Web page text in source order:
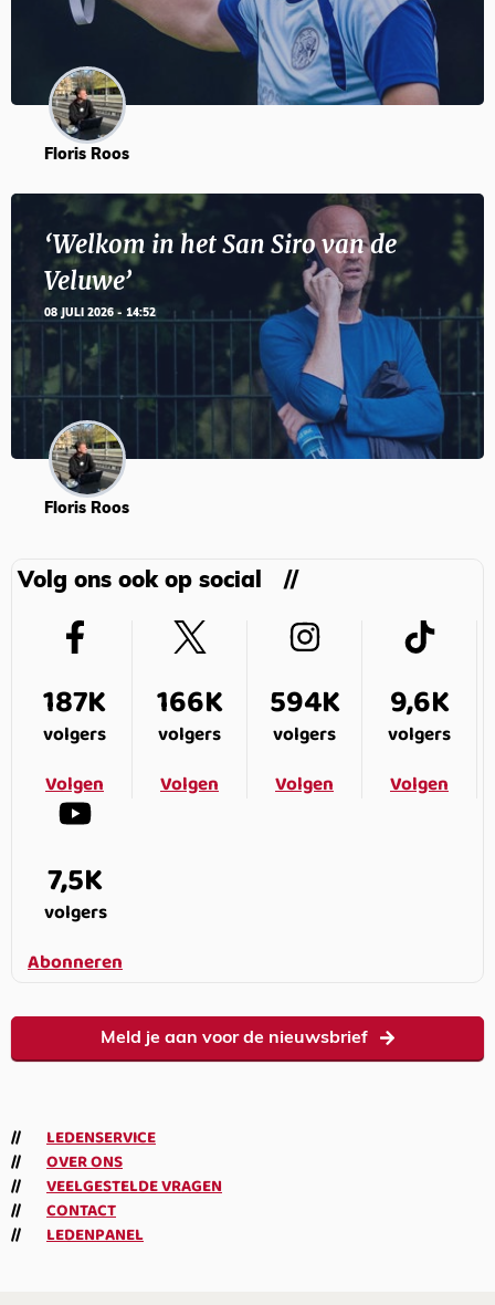
Floris Roos
‘Welkom in het San Siro van de
Veluwe’
08 JULI 2026 - 14:52
Floris Roos
Volg ons ook op social
187K
volgers
Volgen
166K
volgers
Volgen
594K
volgers
Volgen
9,6K
volgers
Volgen
7,5K
volgers
Abonneren
Meld je aan voor de nieuwsbrief
LEDENSERVICE
OVER ONS
VEELGESTELDE VRAGEN
CONTACT
LEDENPANEL